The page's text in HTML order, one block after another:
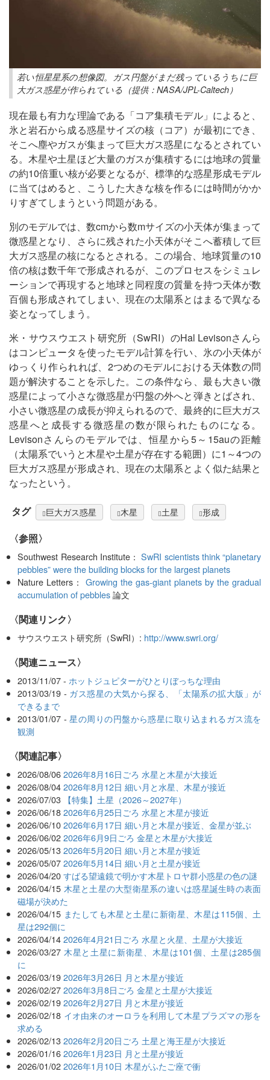
若い恒星星系の想像図。ガス円盤がまだ残っているうちに巨
大ガス惑星が作られている（提供：NASA/JPL-Caltech）
現在最も有力な理論である「コア集積モデル」によると、
氷と岩石から成る惑星サイズの核（コア）が最初にでき、
そこへ塵やガスが集まって巨大ガス惑星になるとされてい
る。木星や土星ほど大量のガスが集積するには地球の質量
の約10倍重い核が必要となるが、標準的な惑星形成モデル
に当てはめると、こうした大きな核を作るには時間がかか
りすぎてしまうという問題がある。
別のモデルでは、数cmから数mサイズの小天体が集まって
微惑星となり、さらに残された小天体がそこへ蓄積して巨
大ガス惑星の核になるとされる。この場合、地球質量の10
倍の核は数千年で形成されるが、このプロセスをシミュレ
ーションで再現すると地球と同程度の質量を持つ天体が数
百個も形成されてしまい、現在の太陽系とはまるで異なる
姿となってしまう。
米・サウスウエスト研究所（SwRI）のHal Levisonさんら
はコンピュータを使ったモデル計算を行い、氷の小天体が
ゆっくり作られれば、2つめのモデルにおける天体数の問
題が解決することを示した。この条件なら、最も大きい微
惑星によって小さな微惑星が円盤の外へと弾きとばされ、
小さい微惑星の成長が抑えられるので、最終的に巨大ガス
惑星へと成長する微惑星の数が限られたものになる。
Levisonさんらのモデルでは、恒星から5～15auの距離
（太陽系でいうと木星や土星が存在する範囲）に1～4つの
巨大ガス惑星が形成され、現在の太陽系とよく似た結果と
なったという。
タグ 巨大ガス惑星 木星 土星 形成
〈参照〉
Southwest Research Institute：SwRI scientists think “planetary
pebbles” were the building blocks for the largest planets
Nature Letters：Growing the gas-giant planets by the gradual
accumulation of pebbles論文
〈関連リンク〉
サウスウエスト研究所（SwRI）: http://www.swri.org/
〈関連ニュース〉
2013/11/07 -ホットジュピターがひとりぼっちな理由
2013/03/19 - ガス惑星の大気から探る、「太陽系の拡大版」が
できるまで
2013/01/07 -星の周りの円盤から惑星に取り込まれるガス流を
観測
関連記事
2026/08/06 2026年8月16日ごろ 水星と木星が大接近
2026/08/04 2026年8月12日 細い月と水星、木星が接近
2026/07/03 【特集】土星（2026～2027年）
2026/06/18 2026年6月25日ごろ 水星と木星が接近
2026/06/10 2026年6月17日 細い月と木星が接近、金星が並ぶ
2026/06/02 2026年6月9日ごろ 金星と木星が大接近
2026/05/13 2026年5月20日 細い月と木星が接近
2026/05/07 2026年5月14日 細い月と土星が接近
2026/04/20 すばる望遠鏡で明かす木星トロヤ群小惑星の色の謎
2026/04/15 木星と土星の大型衛星系の違いは惑星誕生時の表面
磁場が決めた
2026/04/15 またしても木星と土星に新衛星、木星は115個、土
星は292個に
2026/04/14 2026年4月21日ごろ 水星と火星、土星が大接近
2026/03/27 木星と土星に新衛星、木星は101個、土星は285個
に
2026/03/19 2026年3月26日 月と木星が接近
2026/02/27 2026年3月8日ごろ 金星と土星が大接近
2026/02/19 2026年2月27日 月と木星が接近
2026/02/18 イオ由来のオーロラを利用して木星プラズマの形を
求める
2026/02/13 2026年2月20日ごろ 土星と海王星が大接近
2026/01/16 2026年1月23日 月と土星が接近
2026/01/02 2026年1月10日 木星がふたご座で衝